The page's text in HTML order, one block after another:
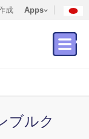
成 Apps
ブルク